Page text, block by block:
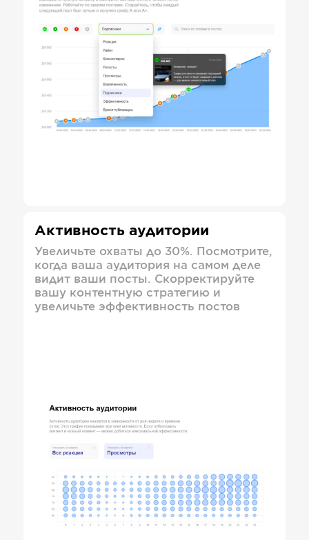
Активность аудитории
Увеличьте охваты до 30%. Посмотрите,
когда ваша аудитория на самом деле
видит ваши посты. Скорректируйте
вашу контентную стратегию и
увеличьте эффективность постов